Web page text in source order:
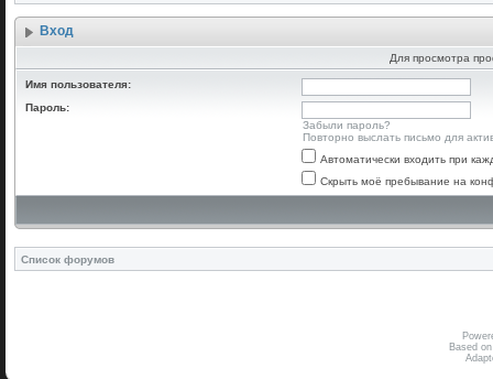
Вход
Для просмотра
Имя пользователя:
Пароль:
Забыли пароль?
Повторно выслать письмо для
Автоматически входить при
Скрыть моё пребывание на
Список форумов
Based